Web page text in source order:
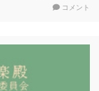
コメント